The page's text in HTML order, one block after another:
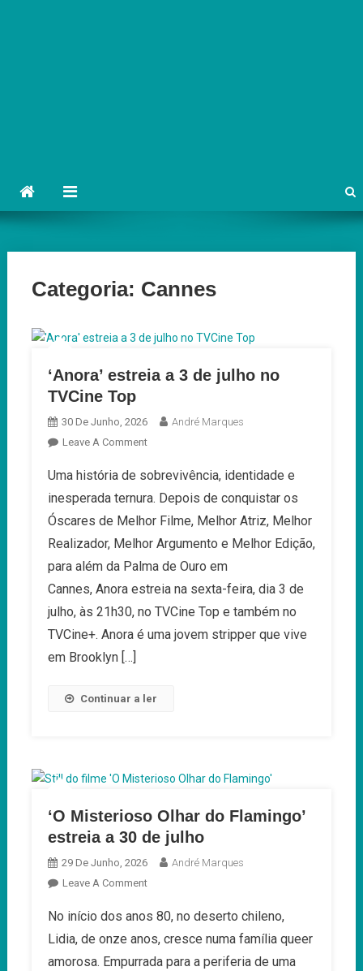
Categoria: Cannes
‘Anora’ estreia a 3 de julho no
TVCine Top
30 De Junho, 2026
André Marques
Leave A CommentOn
Estreia
A
3
Julho
No
TVCine
Top
Uma história de sobrevivência, identidade e
inesperada ternura. Depois de conquistar os
Óscares de Melhor Filme, Melhor Atriz, Melhor
Realizador, Melhor Argumento e Melhor Edição,
para além da Palma de Ouro em
Cannes, Anora estreia na sexta-feira, dia 3 de
julho, às 21h30, no TVCine Top e também no
TVCine+. Anora é uma jovem stripper que vive
em Brooklyn […]
Continuar a ler
‘O Misterioso Olhar do Flamingo’
estreia a 30 de julho
29 De Junho, 2026
André Marques
Leave A CommentOn
Misterioso
Olhar
Do
No início dos anos 80, no deserto chileno,
Lidia, de onze anos, cresce numa família queer
amorosa. Empurrada para a periferia de uma